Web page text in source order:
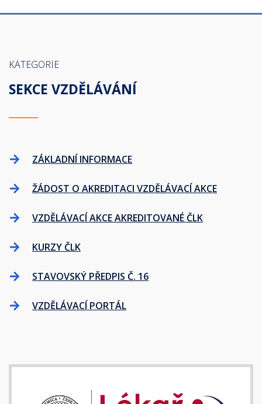
KATEGORIE
SEKCE VZDĚLÁVÁNÍ
ZÁKLADNÍ INFORMACE
ŽÁDOST O AKREDITACI VZDĚLÁVACÍ AKCE
VZDĚLÁVACÍ AKCE AKREDITOVANÉ ČLK
KURZY ČLK
STAVOVSKÝ PŘEDPIS Č. 16
VZDĚLÁVACÍ PORTÁL